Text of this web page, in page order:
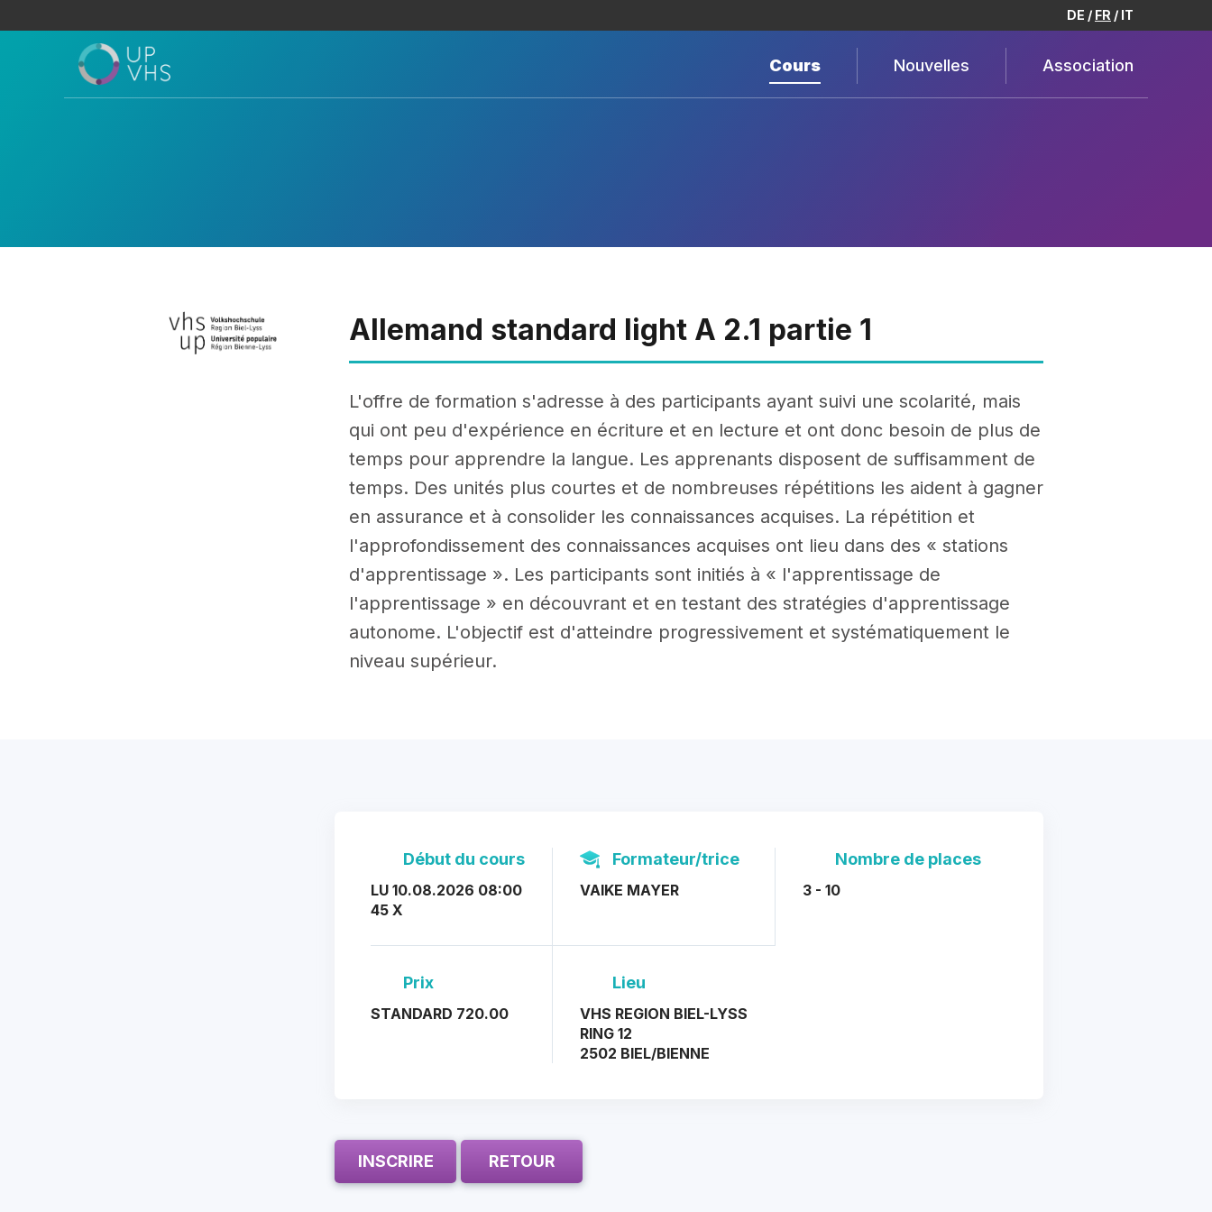
DE FR IT
Cours Nouvelles Association
Allemand standard light A 2.1 partie 1
L'offre de formation s'adresse à des participants ayant suivi une scolarité, mais
qui ont peu d'expérience en écriture et en lecture et ont donc besoin de plus de
temps pour apprendre la langue. Les apprenants disposent de suffisamment de
temps. Des unités plus courtes et de nombreuses répétitions les aident à gagner
en assurance et à consolider les connaissances acquises. La répétition et
l'approfondissement des connaissances acquises ont lieu dans des « stations
d'apprentissage ». Les participants sont initiés à « l'apprentissage de
l'apprentissage » en découvrant et en testant des stratégies d'apprentissage
autonome. L'objectif est d'atteindre progressivement et systématiquement le
niveau supérieur.
Début du cours
LU 10.08.2026 08:00
45 X
Formateur/trice
VAIKE MAYER
Nombre de places
3 - 10
Prix
STANDARD 720.00
Lieu
VHS REGION BIEL-LYSS
RING 12
2502 BIEL/BIENNE
INSCRIRE RETOUR